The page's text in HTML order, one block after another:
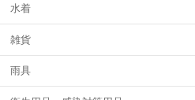
水着
雑貨
雨具